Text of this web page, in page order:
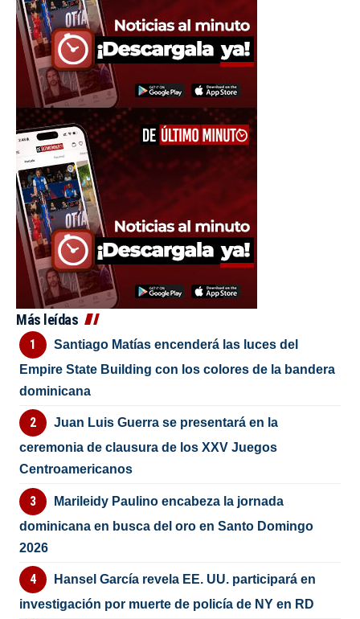
Más leídas
Santiago Matías encenderá las luces del
Empire State Building con los colores de la bandera
dominicana
Juan Luis Guerra se presentará en la
ceremonia de clausura de los XXV Juegos
Centroamericanos
Marileidy Paulino encabeza la jornada
dominicana en busca del oro en Santo Domingo
2026
Hansel García revela EE. UU. participará en
investigación por muerte de policía de NY en RD